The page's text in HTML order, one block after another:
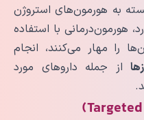
به هورمون‌های استروژن
هورمون‌درمانی با استفاده
را مهار می‌کنند، انجام
از جمله داروهای مورد